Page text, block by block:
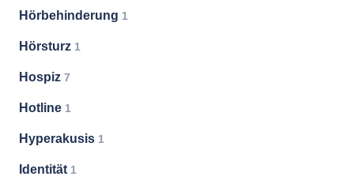
Hörbehinderung 1
Hörsturz 1
Hospiz 7
Hotline 1
Hyperakusis 1
Identität 1